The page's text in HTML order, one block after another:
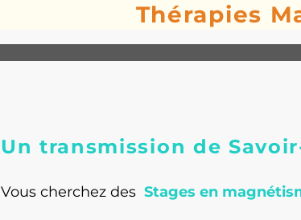
Thérapies
Un transmission de
Vous cherchez desStages en